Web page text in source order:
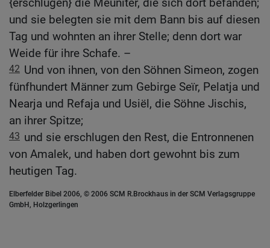
und sie belegten sie mit dem Bann bis auf diesen
Tag und wohnten an ihrer Stelle; denn dort war
Weide für ihre Schafe. –
42 Und von ihnen, von den Söhnen Simeon, zogen
fünfhundert Männer zum Gebirge Seïr, Pelatja und
Nearja und Refaja und Usiël, die Söhne Jischis,
an ihrer Spitze;
43 und sie erschlugen den Rest, die Entronnenen
von Amalek, und haben dort gewohnt bis zum
heutigen Tag.
Elberfelder Bibel 2006, © 2006 SCM R.Brockhaus in der SCM Verlagsgruppe
GmbH, Holzgerlingen